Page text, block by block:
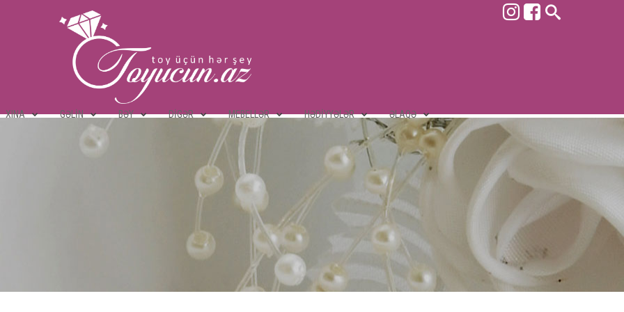
XINA GƏLIN BƏY DIGƏR MEBELLƏR HƏDIYYƏLƏR ƏLAQƏ